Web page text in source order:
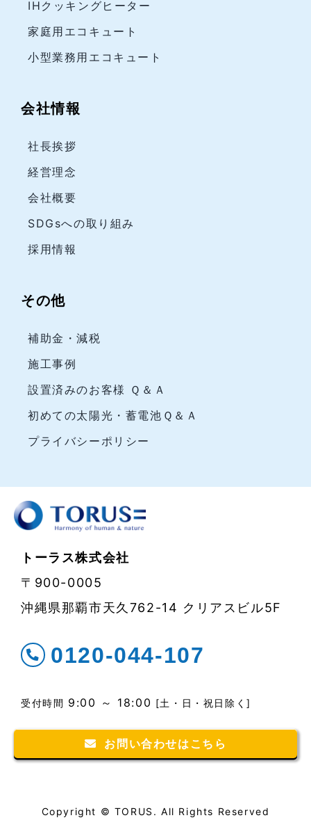
IHクッキングヒーター
家庭用エコキュート
小型業務用エコキュート
会社情報
社長挨拶
経営理念
会社概要
SDGsへの取り組み
採用情報
その他
補助金・減税
施工事例
設置済みのお客様 Ｑ＆Ａ
初めての太陽光・蓄電池Ｑ＆Ａ
プライバシーポリシー
トーラス株式会社
〒900-0005
沖縄県那覇市天久762-14 クリアスビル5F
0120-044-107
受付時間 9:00 ～ 18:00 [土・日・祝日除く]
お問い合わせはこちら
Copyright © TORUS. All Rights Reserved